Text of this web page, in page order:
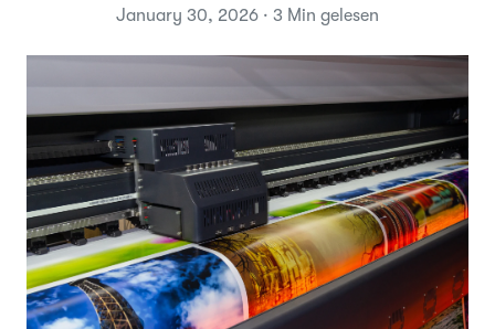
January 30, 2026 · 3 Min gelesen